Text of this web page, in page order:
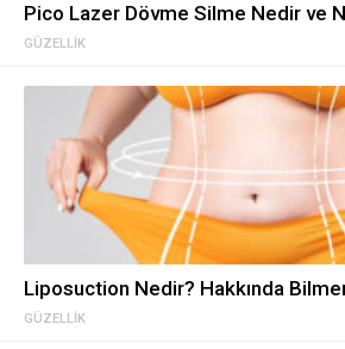
GÜZELLIK
Pico Lazer Dövme Silme Nedir ve
GÜZELLIK
Liposuction Nedir? Hakkında